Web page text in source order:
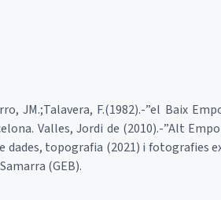
JM.;Talavera, F.(1982).-”el Baix
Valles, Jordi de (2010).-”Alt
dades, topografia (2021) i fotografies
(GEB).